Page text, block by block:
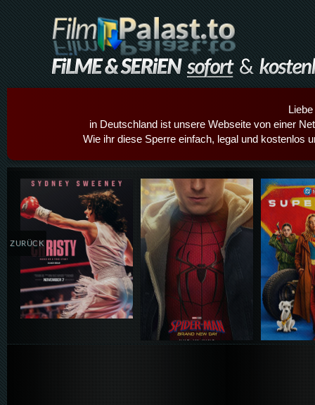
in Deutschland ist unsere Webseite von einer
Wie ihr diese Sperre einfach, legal und kostenlos
Details,Play Details,Play
ZURÜCK